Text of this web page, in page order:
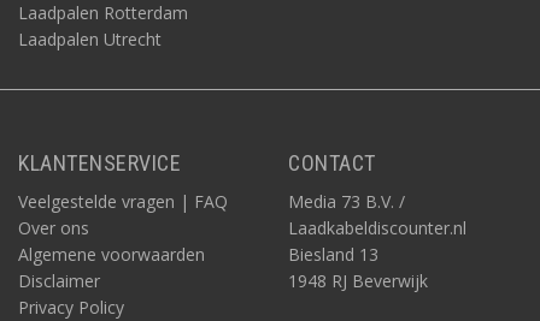
Laadpalen Rotterdam
Laadpalen Utrecht
KLANTENSERVICE
Veelgestelde vragen | FAQ
Over ons
Algemene voorwaarden
Disclaimer
Privacy Policy
CONTACT
Media 73 B.V. /
Laadkabeldiscounter.nl
Biesland 13
1948 RJ Beverwijk